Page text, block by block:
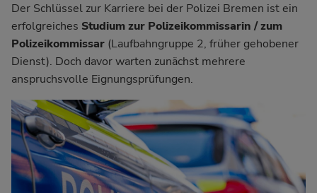
Der Schlüssel zur Karriere bei der Polizei Bremen ist ein
erfolgreiches Studium zur Polizeikommissarin / zum
Polizeikommissar (Laufbahngruppe 2, früher gehobener
Dienst). Doch davor warten zunächst mehrere
anspruchsvolle Eignungsprüfungen.